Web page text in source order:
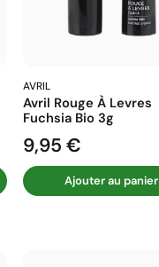
AVRIL
Avril Rouge À Levres
Fuchsia Bio 3g
Prix
9,95 €
Ajouter au panier